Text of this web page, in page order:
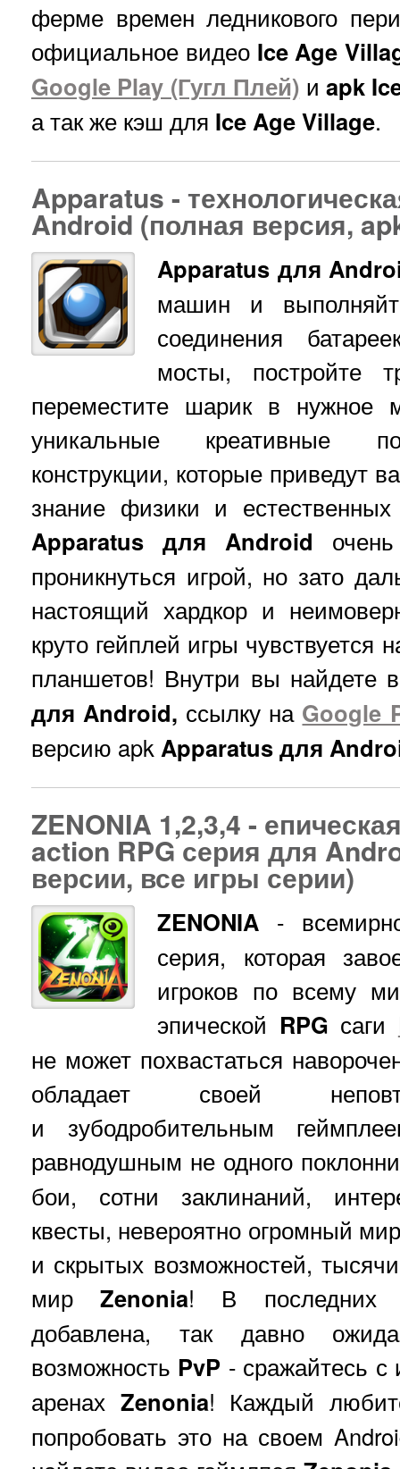
ферме времен ледникового
официальное видео Ice Age
Google Play (Гугл Плей) иapk
а так же кэш для Ice Age Village.
Apparatus -
Android (полная версия,
Apparatus для
машин и
соединения
мосты, постройте
переместите шарик в нужное
уникальные креативные
конструкции, которые приведут
знание физики и
Apparatus для Android
проникнуться игрой, но зато
настоящий хардкор и
круто гейплей игры чувствуется
планшетов! Внутри вы найдете
для Android, ссылку на Google
версию apk Apparatus для
ZENONIA 1,2,3,4 -
action RPG серия для
версии, все игры серии)
ZENONIA -
серия, которая
игроков по всему
эпической RPG саги
не может похвастаться
обладает своей
и зубодробительным
равнодушным не одного
бои, сотни заклинаний,
квесты, невероятно огромный
и скрытых возможностей,
мирZenonia! В последних
добавлена, так давно
возможность PvP - сражайтесь с
аренах Zenonia! Каждый
попробовать это на своем